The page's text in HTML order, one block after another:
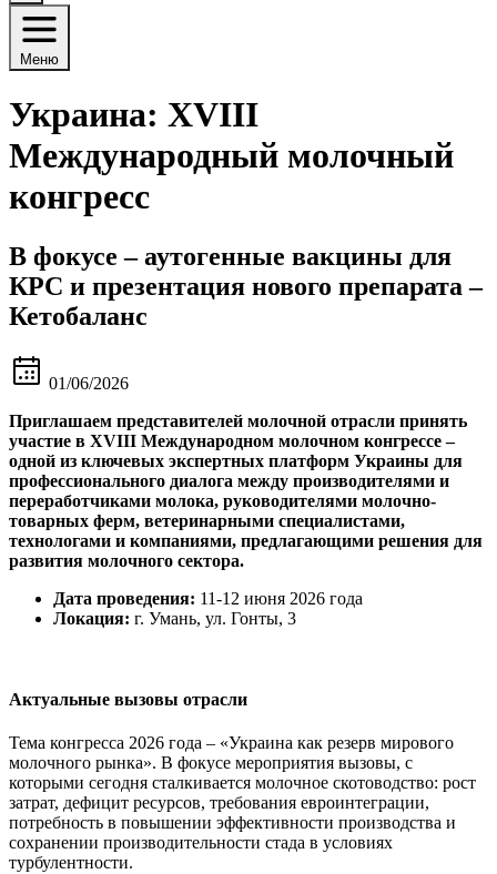
Меню
Украина: XVIII
Международный молочный
конгресс
В фокусе – аутогенные вакцины для
КРС и презентация нового препарата –
Кетобаланс
01/06/2026
Приглашаем представителей молочной отрасли принять
участие в XVIII Международном молочном конгрессе –
одной из ключевых экспертных платформ Украины для
профессионального диалога между производителями и
переработчиками молока, руководителями молочно-
товарных ферм, ветеринарными специалистами,
технологами и компаниями, предлагающими решения для
развития молочного сектора.
Дата проведения: 11-12 июня 2026 года
Локация: г. Умань, ул. Гонты, 3
Актуальные вызовы отрасли
Тема конгресса 2026 года – «Украина как резерв мирового
молочного рынка». В фокусе мероприятия вызовы, с
которыми сегодня сталкивается молочное скотоводство: рост
затрат, дефицит ресурсов, требования евроинтеграции,
потребность в повышении эффективности производства и
сохранении производительности стада в условиях
турбулентности.